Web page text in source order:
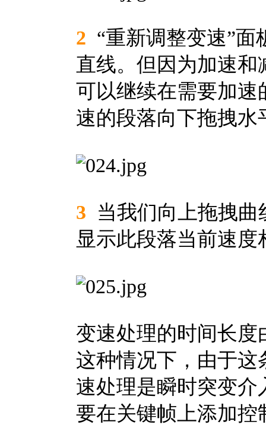
2 “重新调整变速”
直线。但因为加速
可以继续在需要加
速的段落向下拖拽水
3 当我们向上拖拽
显示此段落当前速
变速处理的时间长
这种情况下，由于
速处理是瞬时突变
要在关键帧上添加控